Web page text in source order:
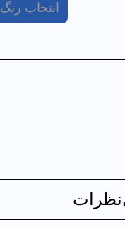
انتخاب رنگ
نظرات